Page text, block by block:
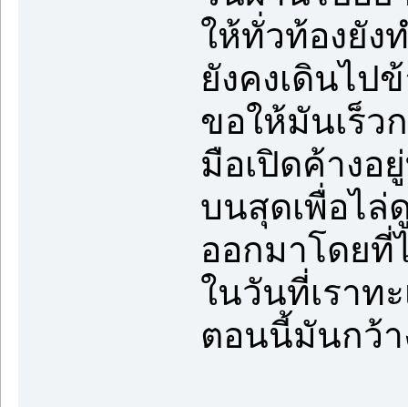
ให้ทั่วท้องยัง
ยังคงเดินไป
ขอให้มันเร็ว
มือเปิดค้างอ
บนสุดเพื่อไล่
ออกมาโดยที่
ในวันที่เราท
ตอนนี้มันกว้า